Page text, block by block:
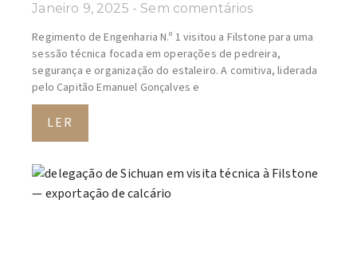
Janeiro 9, 2025 Sem comentários
Regimento de Engenharia N.º 1 visitou a Filstone para uma
sessão técnica focada em operações de pedreira,
segurança e organização do estaleiro. A comitiva, liderada
pelo Capitão Emanuel Gonçalves e
LER